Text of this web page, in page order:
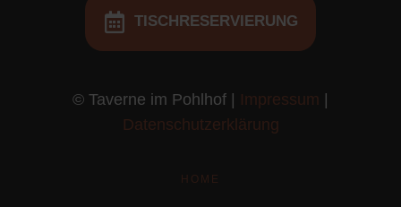
TISCHRESERVIERUNG
© Taverne im Pohlhof | Impressum
Datenschutzerklärung
HOME